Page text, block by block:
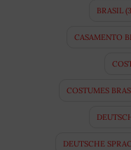
BRASIL
CASAMENTO
COSTUMES
DEUTSCHE